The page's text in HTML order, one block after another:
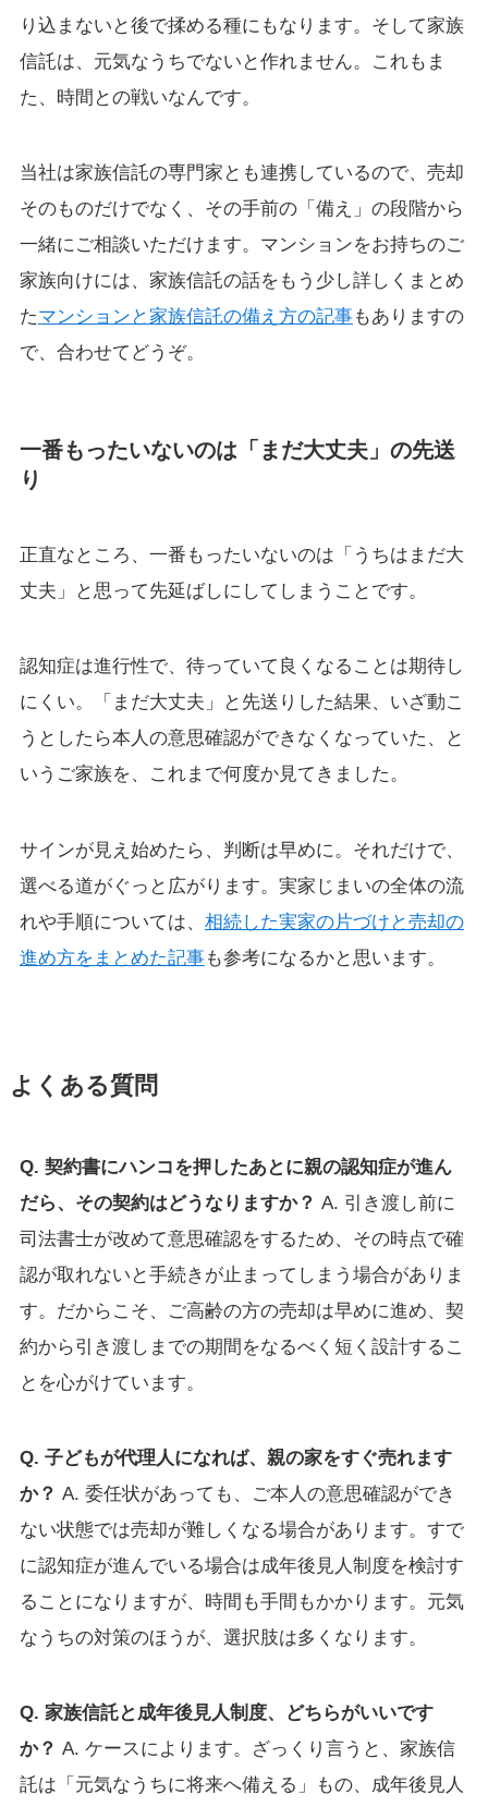
り込まないと後で揉める種にもなります。そして家族
信託は、元気なうちでないと作れません。これもま
た、時間との戦いなんです。
当社は家族信託の専門家とも連携しているので、売却
そのものだけでなく、その手前の「備え」の段階から
一緒にご相談いただけます。マンションをお持ちのご
家族向けには、家族信託の話をもう少し詳しくまとめ
たマンションと家族信託の備え方の記事もありますの
で、合わせてどうぞ。
一番もったいないのは「まだ大丈夫」の先送
り
正直なところ、一番もったいないのは「うちはまだ大
丈夫」と思って先延ばしにしてしまうことです。
認知症は進行性で、待っていて良くなることは期待し
にくい。「まだ大丈夫」と先送りした結果、いざ動こ
うとしたら本人の意思確認ができなくなっていた、と
いうご家族を、これまで何度か見てきました。
サインが見え始めたら、判断は早めに。それだけで、
選べる道がぐっと広がります。実家じまいの全体の流
れや手順については、 相続した実家の片づけと売却の
進め方をまとめた記事も参考になるかと思います。
よくある質問
Q. 契約書にハンコを押したあとに親の認知症が進ん
だら、その契約はどうなりますか？ A. 引き渡し前に
司法書士が改めて意思確認をするため、その時点で確
認が取れないと手続きが止まってしまう場合がありま
す。だからこそ、ご高齢の方の売却は早めに進め、契
約から引き渡しまでの期間をなるべく短く設計するこ
とを心がけています。
Q. 子どもが代理人になれば、親の家をすぐ売れます
か？ A. 委任状があっても、ご本人の意思確認ができ
ない状態では売却が難しくなる場合があります。すで
に認知症が進んでいる場合は成年後見人制度を検討す
ることになりますが、時間も手間もかかります。元気
なうちの対策のほうが、選択肢は多くなります。
Q. 家族信託と成年後見人制度、どちらがいいです
か？ A. ケースによります。ざっくり言うと、家族信
託は「元気なうちに将来へ備える」もの、成年後見人